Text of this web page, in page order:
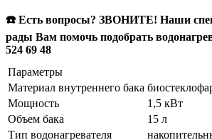
☎️ Есть вопросы? ЗВОНИТЕ! Наши
рады Вам помочь подобрать
524 69 48
Параметры
Материал внутреннего бака
Мощность
1,5 кВт
Объем бака
15 л
Тип водонагревателя